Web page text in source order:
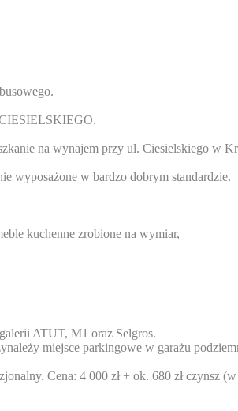
na wynajem przy ul. Ciesielskiego w
wyposażone w bardzo dobrym standardzie.
kuchenne zrobione na wymiar,
ATUT, M1 oraz Selgros.
miejsce parkingowe w garażu
Cena: 4 000 zł + ok. 680 zł czynsz